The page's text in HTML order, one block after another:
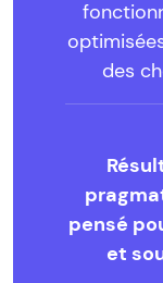
des
pensé
et